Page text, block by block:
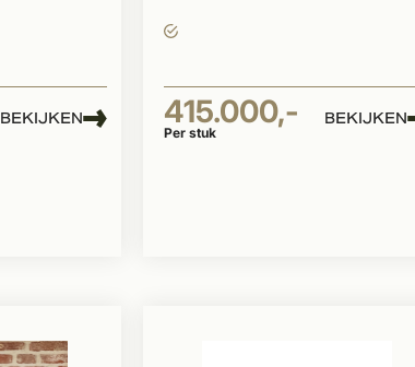
BEKIJKEN 415.000,-
Per stuk
BEKIJKEN